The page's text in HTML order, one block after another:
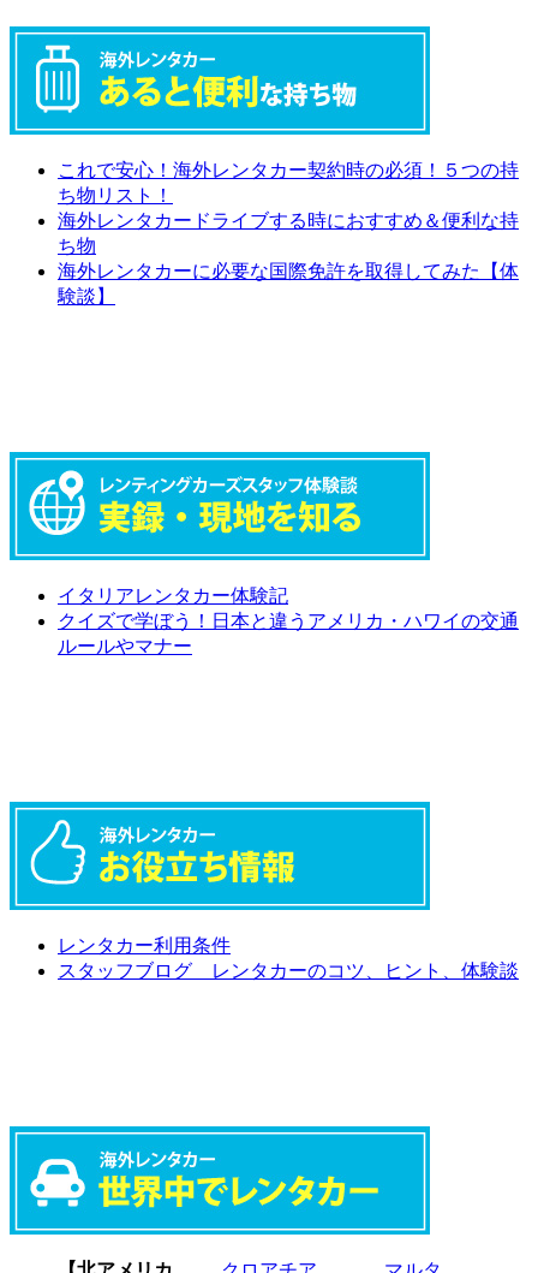
これで安心！海外レンタカー契約時の必須！５つの持
ち物リスト！
海外レンタカードライブする時におすすめ＆便利な持
ち物
海外レンタカーに必要な国際免許を取得してみた【体
験談】
イタリアレンタカー体験記
クイズで学ぼう！日本と違うアメリカ・ハワイの交通
ルールやマナー
レンタカー利用条件
スタッフブログ レンタカーのコツ、ヒント、体験談